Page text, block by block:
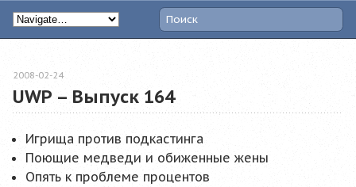
UWP – Выпуск 164
2008-02-24
Игрища против подкастинга
Поющие медведи и обиженные жены
Опять к проблеме процентов